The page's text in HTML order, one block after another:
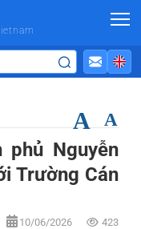
A A
phủ Nguyễn
Trường Cán
10/06/2026 423